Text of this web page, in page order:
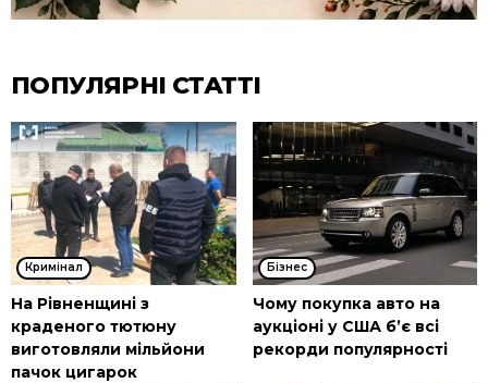
ПОПУЛЯРНІ СТАТТІ
Кримінал
На Рівненщині з
краденого тютюну
виготовляли мільйони
пачок цигарок
Бізнес
Чому покупка авто на
аукціоні у США б’є всі
рекорди популярності